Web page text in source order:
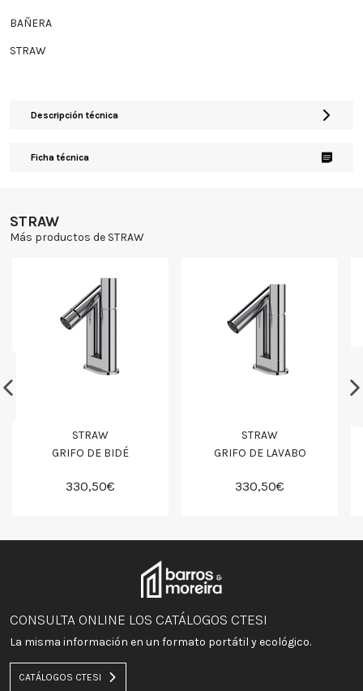
BAÑERA
STRAW
Descripción técnica
Ficha técnica
STRAW
Más productos de STRAW
STRAW
GRIFO DE BIDÉ
330,50€
STRAW
GRIFO DE LAVABO
330,50€
CONSULTA ONLINE LOS CATÁLOGOS CTESI
La misma información en un formato portátil y ecológico.
CATÁLOGOS CTESI